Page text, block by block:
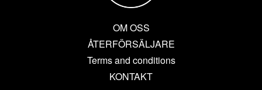
OM OSS
ÅTERFÖRSÄLJARE
Terms and conditions
KONTAKT